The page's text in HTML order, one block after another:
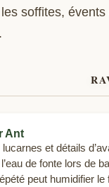
soffites,
Ant
et détails
de fonte lors de
peut humidifier